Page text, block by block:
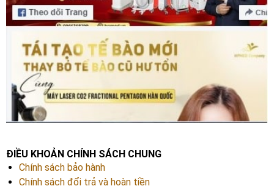
ĐIỀU KHOẢN CHÍNH SÁCH CHUNG
Chính sách bảo hành
Chính sách đổi trả và hoàn tiền